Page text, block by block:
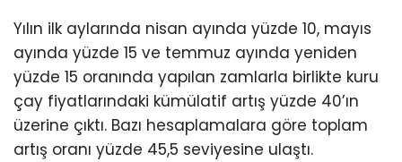
Yılın ilk aylarında nisan ayında yüzde 10, mayıs
ayında yüzde 15 ve temmuz ayında yeniden
yüzde 15 oranında yapılan zamlarla birlikte kuru
çay fiyatlarındaki kümülatif artış yüzde 40’ın
üzerine çıktı. Bazı hesaplamalara göre toplam
artış oranı yüzde 45,5 seviyesine ulaştı.